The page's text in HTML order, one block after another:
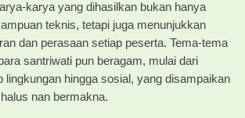
karya yang dihasilkan bukan hanya
teknis, tetapi juga menunjukkan
dan perasaan setiap peserta. Tema-tema
santriwati pun beragam, mulai dari
lingkungan hingga sosial, yang disampaikan
nan bermakna.